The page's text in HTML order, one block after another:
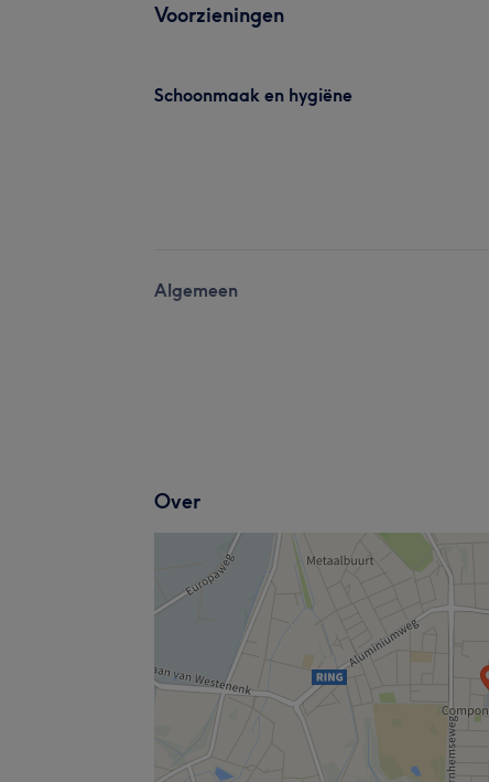
Voorzieningen
Schoonmaak en hygiëne
Algemeen
Over